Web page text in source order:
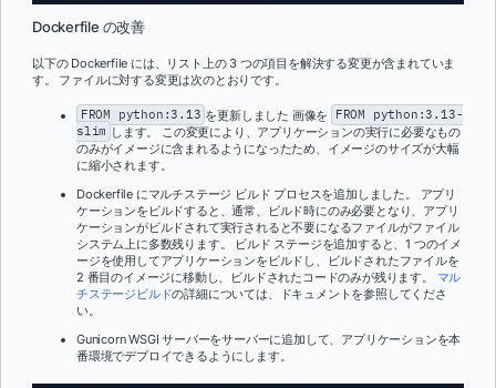
Dockerfile の改善
以下の Dockerfile には、リスト上の 3 つの項目を解決する変更が含まれていま
す。 ファイルに対する変更は次のとおりです。
FROM python:3.13 を更新しました 画像を
FROM python:3.13-
slim します。 この変更により、アプリケーションの実行に必要なもの
のみがイメージに含まれるようになったため、イメージのサイズが大幅
に縮小されます。
Dockerfile にマルチステージ ビルド プロセスを追加しました。 アプリ
ケーションをビルドすると、通常、ビルド時にのみ必要となり、アプリ
ケーションがビルドされて実行されると不要になるファイルがファイル
システム上に多数残ります。 ビルド ステージを追加すると、1 つのイメ
ージを使用してアプリケーションをビルドし、ビルドされたファイルを
2 番目のイメージに移動し、ビルドされたコードのみが残ります。 マル
チステージビルドの詳細については、ドキュメントを参照してくださ
い。
Gunicorn WSGI サーバーをサーバーに追加して、アプリケーションを本
番環境でデプロイできるようにします。